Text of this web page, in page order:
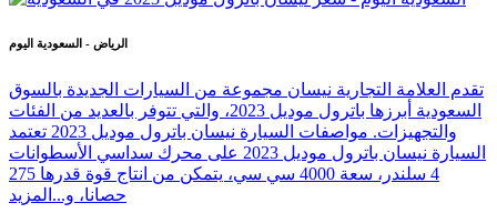
الرياض - السعودية اليوم
تقدم العلامة التجارية نيسان مجموعة من السيارات الجديدة بالسوق
السعودية أبرزها باترول موديل 2023، والتي تتوفر بالعديد من الفئات
والتجهيزات. مواصفات السيارة نيسان باترول موديل 2023 تعتمد
السيارة نيسان باترول موديل 2023 على محرك سداسي الأسطوانات
4 سلندر، سعة 4000 سي سي، يتمكن من انتاج قوة قدرها 275
حصانا، و... المزيد